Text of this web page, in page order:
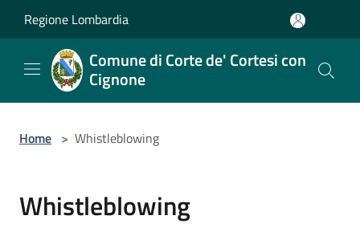
Regione Lombardia
Comune di Corte de' Cortesi con
Cignone
Home > Whistleblowing
Whistleblowing